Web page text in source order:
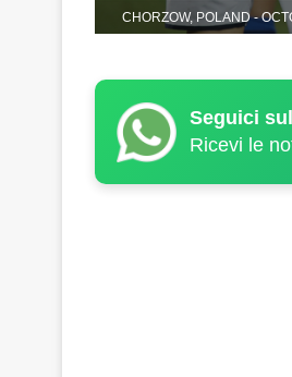
CHORZOW, POLAND -
Seguici
Ricevi le